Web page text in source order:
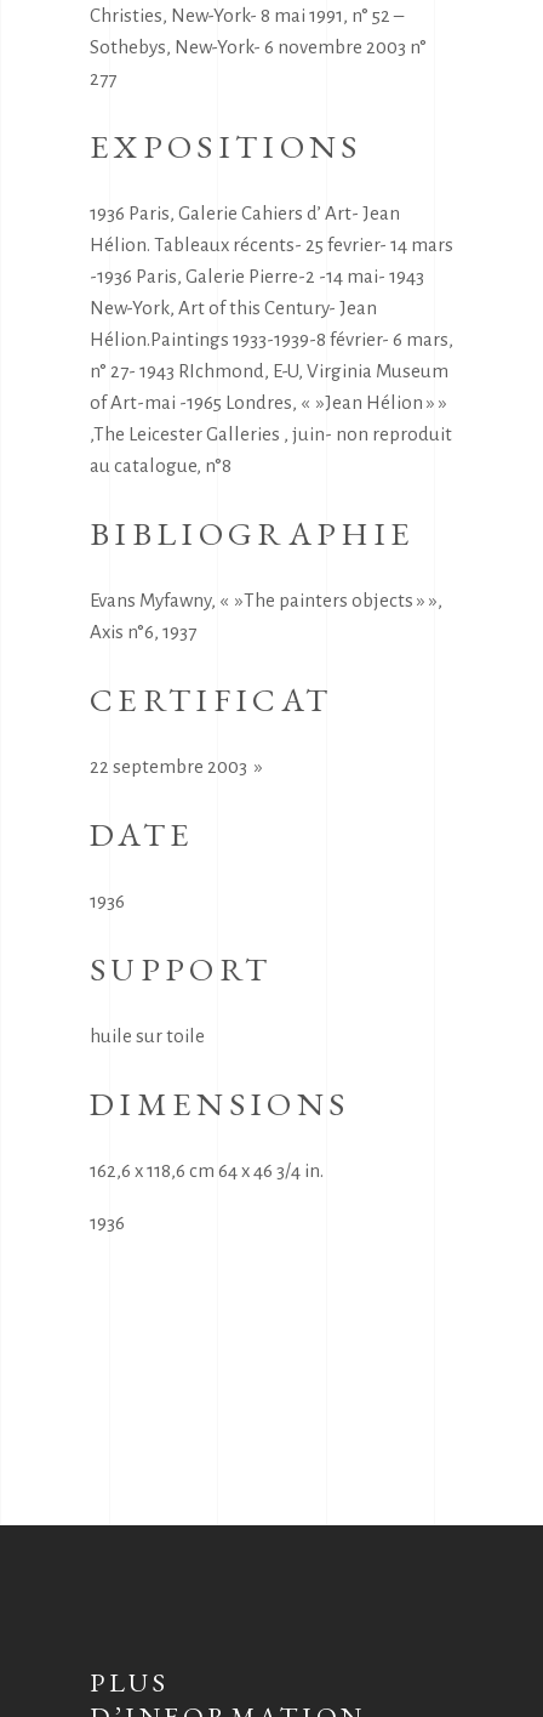
Christies, New-York- 8 mai 1991, n° 52 –
Sothebys, New-York- 6 novembre 2003 n°
277
EXPOSITIONS
1936 Paris, Galerie Cahiers d’ Art- Jean
Hélion. Tableaux récents- 25 fevrier- 14 mars
-1936 Paris, Galerie Pierre-2 -14 mai- 1943
New-York, Art of this Century- Jean
Hélion.Paintings 1933-1939-8 février- 6 mars,
n° 27- 1943 RIchmond, E-U, Virginia Museum
of Art-mai -1965 Londres, « »Jean Hélion » »
,The Leicester Galleries , juin- non reproduit
au catalogue, n°8
BIBLIOGRAPHIE
Evans Myfawny, « »The painters objects » »,
Axis n°6, 1937
CERTIFICAT
22 septembre 2003 »
DATE
1936
SUPPORT
huile sur toile
DIMENSIONS
162,6 x 118,6 cm 64 x 46 3/4 in.
1936
PLUS